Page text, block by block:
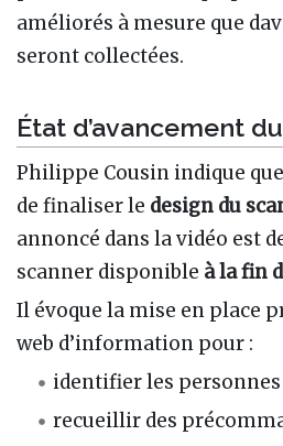
améliorés à mesure que
seront collectées.
État d’avancement
Philippe Cousin indique
de finaliser le design du
annoncé dans la vidéo est
scanner disponible à la fin
Il évoque la mise en place
web d’information pour :
identifier les personnes
recueillir des